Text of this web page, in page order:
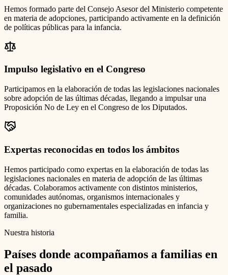
Hemos formado parte del Consejo Asesor del Ministerio competente
en materia de adopciones, participando activamente en la definición
de políticas públicas para la infancia.
Impulso legislativo en el Congreso
Participamos en la elaboración de todas las legislaciones nacionales
sobre adopción de las últimas décadas, llegando a impulsar una
Proposición No de Ley en el Congreso de los Diputados.
Expertas reconocidas en todos los ámbitos
Hemos participado como expertas en la elaboración de todas las
legislaciones nacionales en materia de adopción de las últimas
décadas. Colaboramos activamente con distintos ministerios,
comunidades autónomas, organismos internacionales y
organizaciones no gubernamentales especializadas en infancia y
familia.
Nuestra historia
Países donde acompañamos a familias en
el pasado